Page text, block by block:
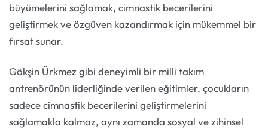
büyümelerini sağlamak, cimnastik becerilerini
geliştirmek ve özgüven kazandırmak için mükemmel bir
fırsat sunar.
Gökşin Ürkmez gibi deneyimli bir milli takım
antrenörünün liderliğinde verilen eğitimler, çocukların
sadece cimnastik becerilerini geliştirmelerini
sağlamakla kalmaz, aynı zamanda sosyal ve zihinsel